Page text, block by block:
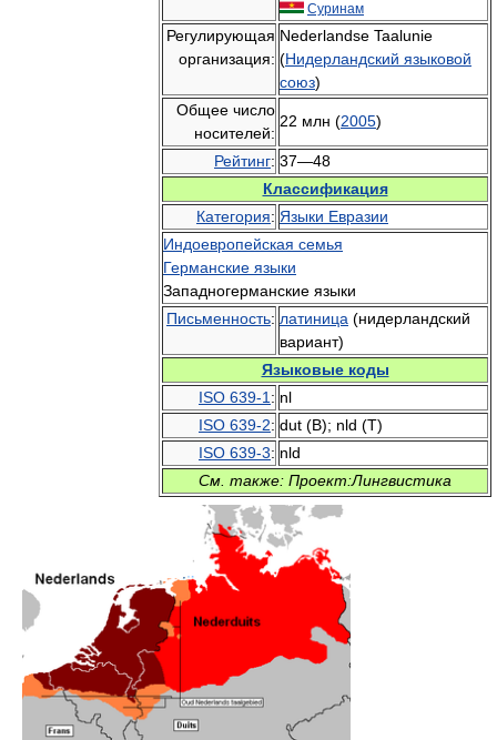
Суринам
Регулирующая
организация:
Nederlandse Taalunie
(Нидерландский языковой
союз)
Общее число
носителей:
22 млн (2005)
Рейтинг: 37—48
Классификация
Категория: Языки Евразии
Индоевропейская семья
Германские языки
Западногерманские языки
Письменность: латиница (нидерландский
вариант)
Языковые коды
ISO 639-1 : nl
ISO 639-2: dut (B); nld (T)
ISO 639-3: nld
См. также: Проект:Лингвистика